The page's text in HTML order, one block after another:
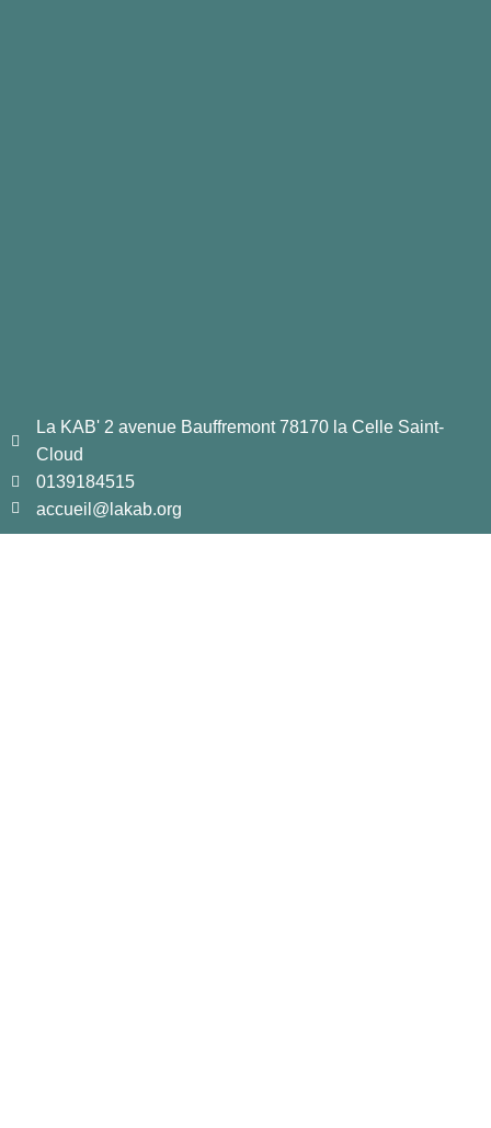
La KAB' 2 avenue Bauffremont 78170 la Celle Saint-
Cloud
0139184515
accueil@lakab.org